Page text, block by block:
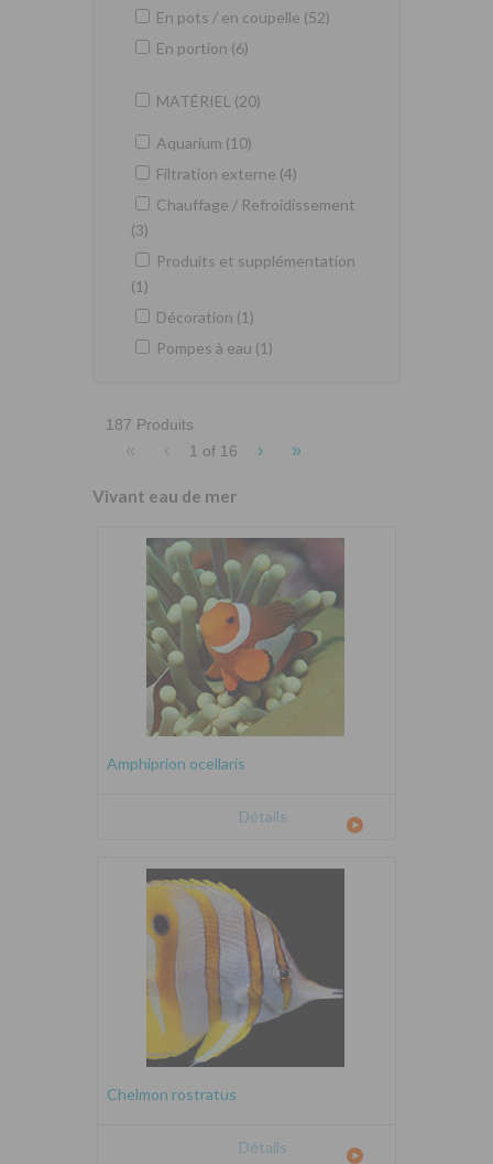
En pots / en coupelle (52)
En portion (6)
MATÉRIEL (20)
Aquarium (10)
Filtration externe (4)
Chauffage / Refroidissement
(3)
Produits et supplémentation
(1)
Décoration (1)
Pompes à eau (1)
187 Produits
« ‹ 1 of 16 › »
Vivant eau de mer
Amphiprion ocellaris
Détails
Chelmon rostratus
Détails